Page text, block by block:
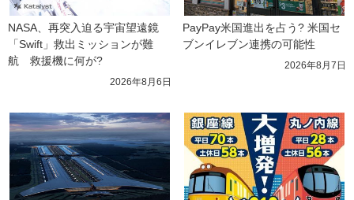
NASA、再突入迫る宇宙望遠鏡
「Swift」救出ミッションが難
航　救援機に何が?
2026年8月6日
PayPay米国進出を占う? 米国セ
ブンイレブン連携の可能性
2026年8月7日